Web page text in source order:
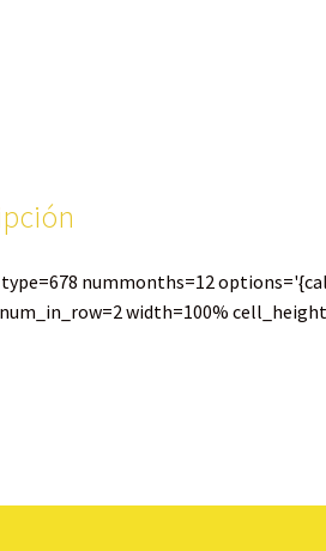
nummonths=12
width=100%